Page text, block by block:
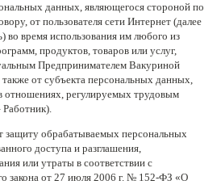
данных, являющегося стороной по
от пользователя сети Интернет (далее
во время использования им любого из
продуктов, товаров или услуг,
Предпринимателем Вакуриной
от субъекта персональных данных,
отношениях, регулируемых трудовым
Работник).
защиту обрабатываемых персональных
доступа и разглашения,
или утраты в соответствии с
закона от 27 июля 2006 г. № 152-ФЗ «О